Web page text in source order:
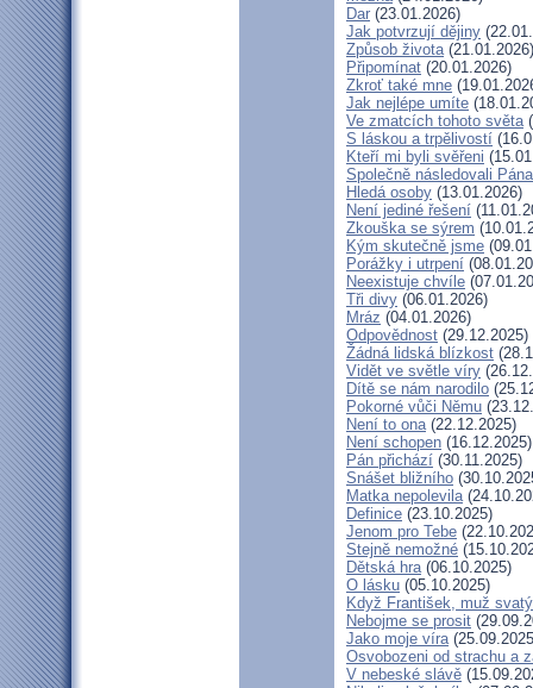
Dar (23.01.2026)
Jak potvrzují dějiny
Způsob života(21.01.2026)
Připomínat (20.01.2026)
Zkroť také mne
Jak nejlépe umíte
Ve zmatcích tohoto světa
S láskou a trpělivostí
Kteří mi byli svěřeni
Společně následovali Pána
Hledá osoby (13.01.2026)
Není jediné řešení
Zkouška se sýrem
Kým skutečně jsme
Porážky i utrpení
Neexistuje chvíle
Tři divy (06.01.2026)
Mráz (04.01.2026)
Odpovědnost (29.12.2025)
Žádná lidská blízkost
Vidět ve světle víry
Dítě se nám narodilo
Pokorné vůči Němu
Není to ona(22.12.2025)
Není schopen (16.12.2025)
Pán přichází (30.11.2025)
Snášet bližního
Matka nepolevila
Definice (23.10.2025)
Jenom pro Tebe
Stejně nemožné
Dětská hra(06.10.2025)
O lásku (05.10.2025)
Když František, muž svatý
Nebojme se prosit
Jako moje víra
Osvobozeni od strachu a
V nebeské slávě